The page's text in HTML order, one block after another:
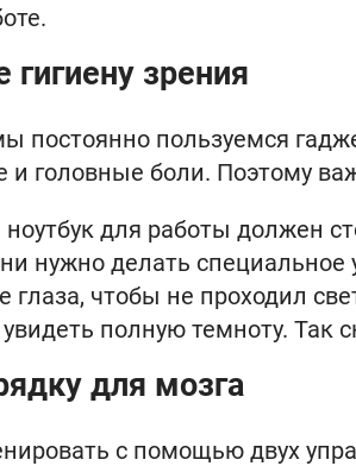
зрения
постоянно пользуемся
и головные боли. Поэтому
для работы должен
нужно делать
глаза, чтобы не проходил
полную темноту. Так
для мозга
с помощью двух